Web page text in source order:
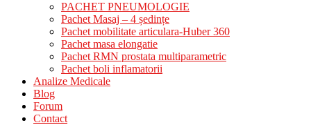
PACHET PNEUMOLOGIE
Pachet Masaj – 4 ședințe
Pachet mobilitate articulara-Huber 360
Pachet masa elongatie
Pachet RMN prostata multiparametric
Pachet boli inflamatorii
Analize Medicale
Blog
Forum
Contact